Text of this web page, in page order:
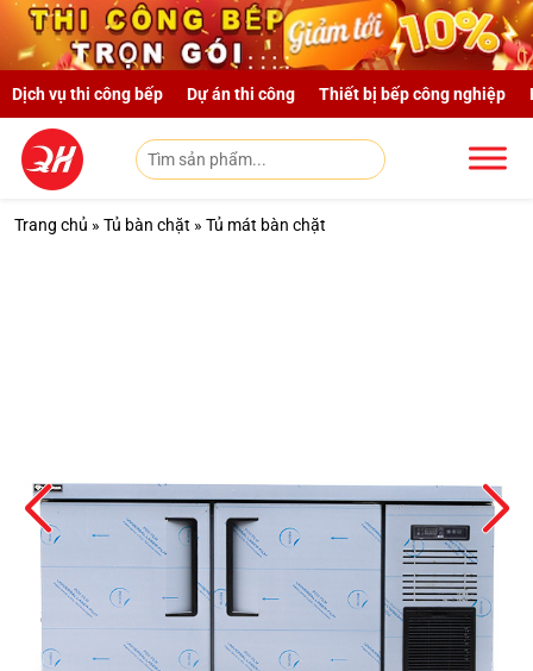
Skip to main content
Dịch vụ thi công bếp Dự án thi công Thiết bị bếp công nghiệp
Trang chủ » Tủ bàn chặt » Tủ mát bàn chặt